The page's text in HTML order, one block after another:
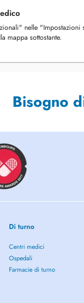
nelle "Impostazioni
mappa sottostante.
Bisogno
Di turno
Centri medici
Ospedali
Farmacie di turno